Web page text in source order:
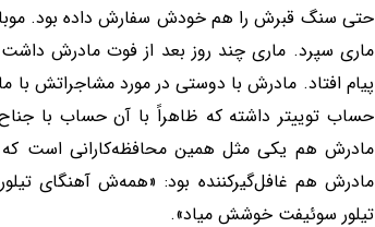
حتی سنگ قبرش را هم خودش سفارش داده بود.
ماری سپرد. ماری چند روز بعد از فوت مادرش
پیام افتاد. مادرش با دوستی در مورد مشاجراتش
حساب توییتر داشته که ظاهراً با آن حساب با
مادرش هم یکی مثل همین محافظه‌کارانی است که
مادرش هم غافل‌گیرکننده بود: «همه‌ش آهنگای
تیلور سوئیفت خوشش میاد».